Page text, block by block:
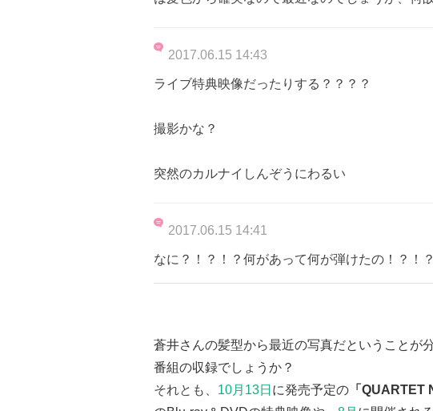
2017.06.15 14:43
ライブ特典映像だったりする？？？？
撮影かな？
突然のカルナイしんぞうにわるい
2017.06.15 14:41
なに？！？！？何があって何が弾けたの！？！
蒼井さんの髪型から最近の写真だということが
番組の収録でしょうか？
それとも、 10月13日 に発売予定の 「QUARTET